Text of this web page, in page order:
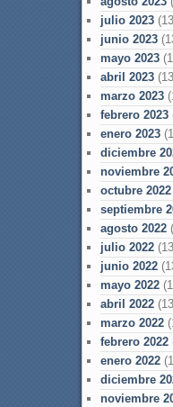
julio 2023
junio 2023
mayo 2023
abril 2023
marzo 2023
febrero 2023
enero 2023
diciembre
noviembre
octubre 2022
septiembre
agosto 2022
julio 2022
junio 2022
mayo 2022
abril 2022
marzo 2022
febrero 2022
enero 2022
diciembre
noviembre